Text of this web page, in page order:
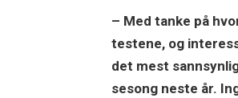
– Med tanke på
testene, og
det mest
sesong neste år.